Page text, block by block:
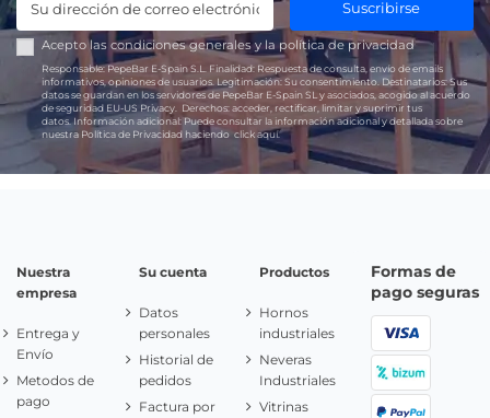
Suscribirse
Acepto las condiciones generales y lapolítica de privacidad
Responsable:PepeBar E-Spain S.L. Finalidad: Respuesta de consulta, envío de emails
informativos, opiniones de usuarios. Legitimación: Su consentimiento. Destinatarios:Sus
datos se guardan en los servidores de PepeBar E-Spain SL y asociados, acogido al acuerdo
de seguridad EU-US Privacy.
Derechos: acceder, rectificar, limitar y suprimir tus
datos.Información adicional:Puede consultar la información adicional y detallada sobre
nuestra Política de Privacidad haciendoclick aquí.
Nuestra
empresa
Entrega y
Envío
Metodos de
pago
Su cuenta
Datos
personales
Historial de
pedidos
Factura por
Productos
Hornos
industriales
Neveras
Industriales
Vitrinas
Formas de
pago seguras